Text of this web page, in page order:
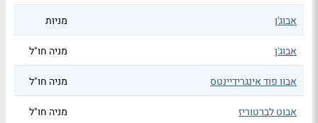
אבוג'ן
מניות
אבוג'ן מניה חו"ל
אבוו פוד אינגרידיינטס מניה חו"ל
אבוט לברטוריז מניה חו"ל